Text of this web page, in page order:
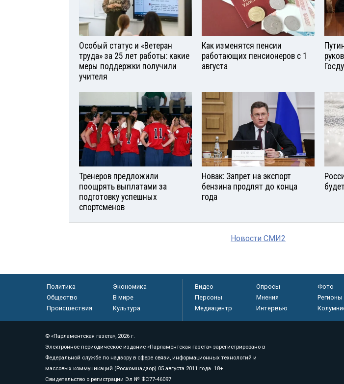
Особый статус и «Ветеран
труда» за 25 лет работы: какие
меры поддержки получили
учителя
Как изменятся пенсии
работающих пенсионеров с 1
августа
Тренеров предложили
поощрять выплатами за
подготовку успешных
спортсменов
Новак: Запрет на экспорт
бензина продлят до конца
года
Новости СМИ2
Политика
Экономика
Общество
В мире
Происшествия
Культура
Видео Опросы
Фото
Персоны
Мнения
Регионы
Медиацентр
Интервью
© «Парламентская газета», 2026 г.
Электронное периодическое издание «Парламентская газета» зарегистрировано в
Федеральной службе по надзору в сфере связи, информационных технологий и
массовых коммуникаций (Роскомнадзор) 05 августа 2011 года. 18+
Свидетельство о регистрации Эл № ФС77-46097